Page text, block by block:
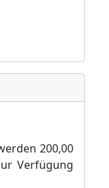
200,00
Verfügung